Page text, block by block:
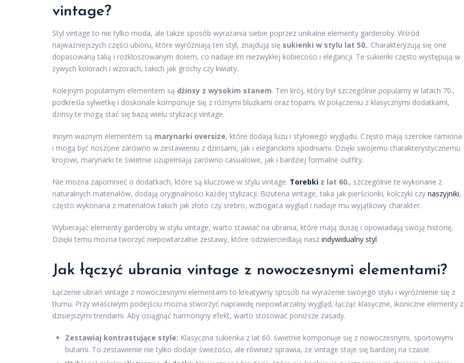
vintage?
Styl vintage to nie tylko moda, ale także sposób wyrażania siebie poprzez unikalne elementy garderoby. Wśród
najważniejszych części ubioru, które wyróżniają ten styl, znajdują się sukienki w stylu lat 50.. Charakteryzują się one
dopasowaną talią i rozkloszowanym dołem, co nadaje im niezwykłej kobiecości i elegancji. Te sukienki często występują w
żywych kolorach i wzorach, takich jak grochy czy kwiaty.
Kolejnym popularnym elementem są dżinsy z wysokim stanem. Ten krój, który był szczególnie popularny w latach 70.,
podkreśla sylwetkę i doskonale komponuje się z różnymi bluzkami oraz topami. W połączeniu z klasycznymi dodatkami,
dżinsy te mogą stać się bazą wielu stylizacji vintage.
Innym ważnym elementem są marynarki oversize, które dodają luzu i stylowego wyglądu. Często mają szerokie ramiona
i mogą być noszone zarówno w zestawieniu z dżinsami, jak i eleganckimi spodniami. Dzięki swojemu charakterystycznemu
krojowi, marynarki te świetnie uzupełniają zarówno casualowe, jak i bardziej formalne outfity.
Nie można zapomnieć o dodatkach, które są kluczowe w stylu vintage. Torebki z lat 60., szczególnie te wykonane z
naturalnych materiałów, dodają oryginalności każdej stylizacji. Biżuteria vintage, taka jak pierścionki, kolczyki czy naszyjniki,
często wykonana z materiałów takich jak złoto czy srebro, wzbogaca wygląd i nadaje mu wyjątkowy charakter.
Wybierając elementy garderoby w stylu vintage, warto stawiać na ubrania, które mają duszę i opowiadają swoją historię.
Dzięki temu można tworzyć niepowtarzalne zestawy, które odzwierciedlają nasz indywidualny styl.
Jak łączyć ubrania vintage z nowoczesnymi elementami?
Łączenie ubrań vintage z nowoczesnymi elementami to kreatywny sposób na wyrażenie swojego stylu i wyróżnienie się z
tłumu. Przy właściwym podejściu można stworzyć naprawdę niepowtarzalny wygląd, łącząc klasyczne, ikoniczne elementy z
dzisiejszymi trendami. Aby osiągnąć harmonijny efekt, warto stosować poniższe zasady.
Zestawiaj kontrastujące style: Klasyczna sukienka z lat 60. świetnie komponuje się z nowoczesnymi, sportowymi
butami. To zestawienie nie tylko dodaje świeżości, ale również sprawia, że vintage staje się bardziej na czasie.